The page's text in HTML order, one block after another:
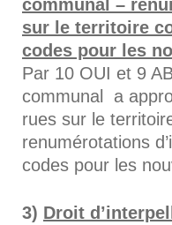
communal –
sur le territoire
codes pour les
Par 10 OUI et 9
communal a
rues sur le
renumérotations
codes pour les
Droit